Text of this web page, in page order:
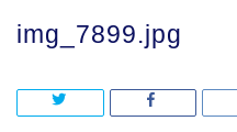
img_7899.jpg